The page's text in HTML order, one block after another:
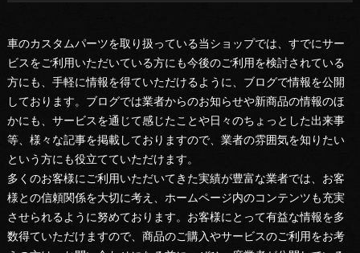
車のカスタムパーツを取り扱っている当ショップでは、すでにサー
ビスをご利用いただいている方にも今後のご利用を検討されている
方にも、手軽に情報を得ていただけるように、ブログで情報を公開
しております。ブログでは業者からのお知らせや新商品の情報のほ
かにも、サービスを通じて感じたことや日々のちょっとした出来事
等、様々な記事を掲載しておりますので、業者の雰囲気を知りたい
という方にも役立てていただけます。
多くのお客様にご利用いただいてきた実績が豊富な業者では、お客
様との信頼関係を大切に考え、ホームページ内のコンテンツも充実
させられるように努めております。お客様にとって有益な情報を多
数得ていただけますので、商品のご購入やサービスのご利用をお考